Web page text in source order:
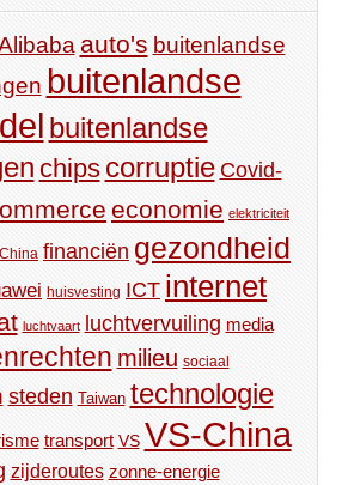
auto's buitenlandse
buitenlandse
buitenlandse
chips corruptie Covid-
economie elektriciteit
financiën gezondheid
huisvesting ICT internet
luchtvaart luchtvervuiling media
milieu sociaal
steden Taiwan technologie
transport VS VS-China
zijderoutes zonne-energie